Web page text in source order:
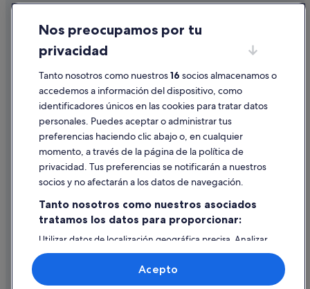
Casas de huéspedes en Landes
Apartoteles en Landes
Hoteles para ir de compras en Landes
Albergues en Landes
Cabañas en Mont-de-Marsan
Lodges en Landes
Casas privadas de vacaciones en Landes
Ygos-Saint-Saturnin hoteles
Campings de caravanas en Mont-de-Marsan
Mont-De-Marsan hoteles
Hoteles para bodas en Landes
Hoteles con restaurante en Landes
Condiciones de uso
Información legal/contacto
Pautas sobre el contenido y cómo denunciar contenido
Ayuda
Cancelar un vuelo
Cancelar una reserva de hotel o de un alquiler vacacional
Utilizar un cupón de Expedia
Documentos para viajes internacionales
Nos preocupamos por tu
privacidad
Tanto nosotros como nuestros16 socios almacenamos o
accedemos a información del dispositivo, como
identificadores únicos en las cookies para tratar datos
personales. Puedes aceptar o administrar tus
preferencias haciendo clic abajo o, en cualquier
momento, a través de la página de la política de
privacidad. Tus preferencias se notificarán a nuestros
socios y no afectarán a los datos de navegación.
Tanto nosotros como nuestros asociados
tratamos los datos para proporcionar:
Utilizar datos de localización geográfica precisa. Analizar
activamente las características del dispositivo para su
identificación. Almacenar la información en un dispositivo
y/o acceder a ella. Publicidad y contenido personalizados,
medición de publicidad y contenido, investigación de
Acepto